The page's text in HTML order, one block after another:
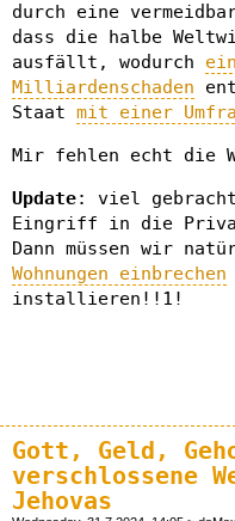
durch eine
dass die halbe
ausfällt, wodurch
Milliardenschaden
Staat mit einer
Mir fehlen echt die
Update: viel gebracht
Eingriff in die
Dann müssen wir
Wohnungen einbrechen
installieren!!1!
Gott, Geld,
verschlossene
Jehovas